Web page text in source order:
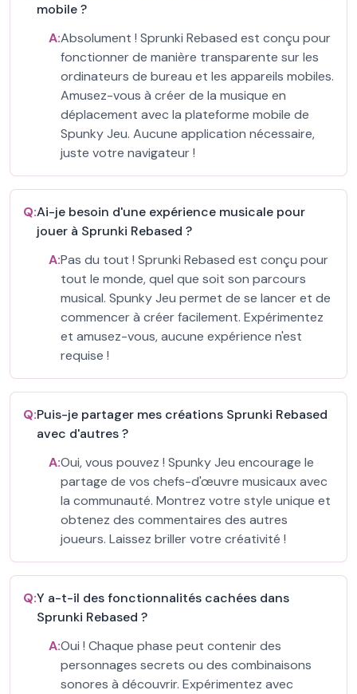
mobile ?
A:Absolument ! Sprunki Rebased est conçu pour
fonctionner de manière transparente sur les
ordinateurs de bureau et les appareils mobiles.
Amusez-vous à créer de la musique en
déplacement avec la plateforme mobile de
Spunky Jeu. Aucune application nécessaire,
juste votre navigateur !
Q:Ai-je besoin d'une expérience musicale pour
jouer à Sprunki Rebased ?
A:Pas du tout ! Sprunki Rebased est conçu pour
tout le monde, quel que soit son parcours
musical. Spunky Jeu permet de se lancer et de
commencer à créer facilement. Expérimentez
et amusez-vous, aucune expérience n'est
requise !
Q:Puis-je partager mes créations Sprunki Rebased
avec d'autres ?
A:Oui, vous pouvez ! Spunky Jeu encourage le
partage de vos chefs-d'œuvre musicaux avec
la communauté. Montrez votre style unique et
obtenez des commentaires des autres
joueurs. Laissez briller votre créativité !
Q:Y a-t-il des fonctionnalités cachées dans
Sprunki Rebased ?
A:Oui ! Chaque phase peut contenir des
personnages secrets ou des combinaisons
sonores à découvrir. Expérimentez avec